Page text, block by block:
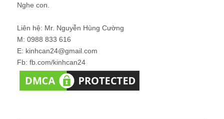
Nghe con.
Liên hệ: Mr. Nguyễn Hùng Cường
M: 0988 833 616
E: kinhcan24@gmail.com
Fb: fb.com/kinhcan24